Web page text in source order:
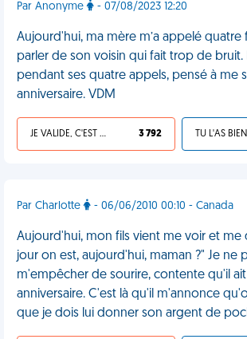
Par Anonyme - 07/08/2023 12:20
Aujourd'hui, ma mère m’a appelé
parler de son voisin qui fait trop de bruit.
pendant ses quatre appels, pensé à me
anniversaire. VDM
JE VALIDE, C'EST UNE VDM 3 792
Par Charlotte - 06/06/2010 00:10 - Canada
Aujourd'hui, mon fils vient me voir et me
jour on est, aujourd'hui, maman ?" Je ne
m'empêcher de sourire, contente qu'il
anniversaire. C'est là qu'il m'annonce
que je dois lui donner son argent de